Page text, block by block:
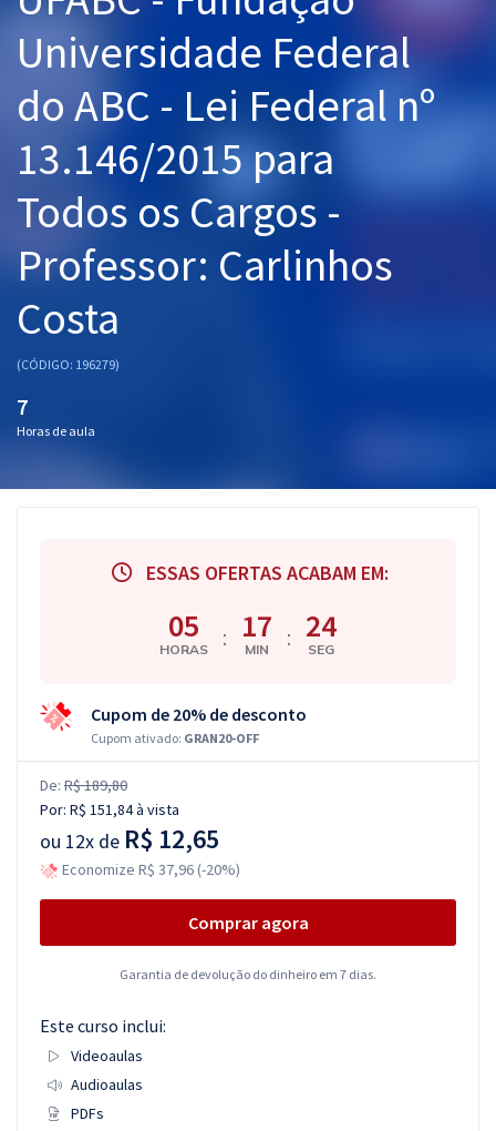
Graduação
OAB
Mentorias
Questões grátis
Conteúdo gratuito
Blog
Aprovados
Universidade Federal
do ABC - Lei Federal nº
13.146/2015 para
Todos os Cargos -
Professor: Carlinhos
Costa
(CÓDIGO: 196279)
7
Horas de aula
ESSAS OFERTAS ACABAM EM:
05
HORAS : 17
MIN : 23
SEG
Cupom de 20% de desconto
Cupom ativado: GRAN20-OFF
De: R$ 189,80
Por: R$ 151,84à vista
ou 12x de R$ 12,65
Economize R$ 37,96 (-20%)
Comprar agora
Garantia de devolução do dinheiro em 7 dias.
Este curso inclui:
Videoaulas
Audioaulas
PDFs